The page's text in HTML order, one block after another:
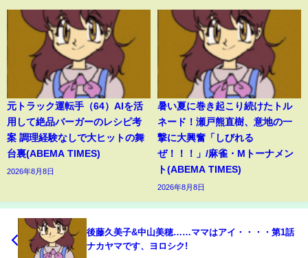
元トラック運転手（64）AIを活
用して絶品バーガーのレシピ考
案 調理経験なしで大ヒットの舞
台裏(ABEMA TIMES)
2026年8月8日
暑い夏に巻き起こり続けたトル
ネード！瀬戸熊直樹、意地の一
撃に大興奮「しびれる
ぜ！！！」/麻雀・Mトーナメン
ト(ABEMA TIMES)
2026年8月8日
後藤久美子&中山美穂……ママはアイ・・・・第1話
ナカヤマです、ヨロシク!